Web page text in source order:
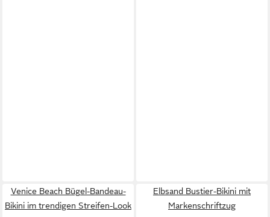
Venice Beach Bügel-Bandeau-
Bikini im trendigen Streifen-Look
Elbsand Bustier-Bikini mit
Markenschriftzug